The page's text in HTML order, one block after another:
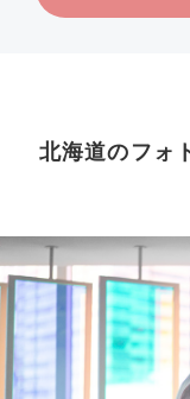
北海道のフォ